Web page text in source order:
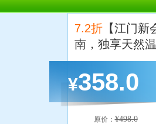
7.2折 【江门
南，独享天然
¥358.0
原价：¥498.0